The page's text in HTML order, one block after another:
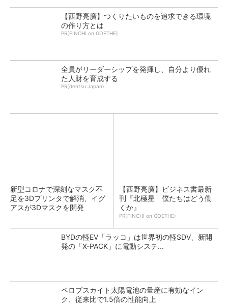
【西野亮廣】つくりたいものを追求できる環境
の作り方とは
PR(FINCHI on GOETHE)
全員がリーダーシップを発揮し、自分より優れ
た人財を育成する
PR(dentsu Japan)
新型コロナで深刻なマスク不
足を3Dプリンタで解消、イグ
アスが3Dマスクを開発
【西野亮廣】ビジネス書最新
刊『北極星 僕たちはどう働
くか』
PR(FINCHI on GOETHE)
BYDの軽EV「ラッコ」は世界初の軽SDV、新開
発の「X-PACK」に電動システ...
ペロブスカイト太陽電池の量産に有効なイン
ク、従来比で1.5倍の性能向上